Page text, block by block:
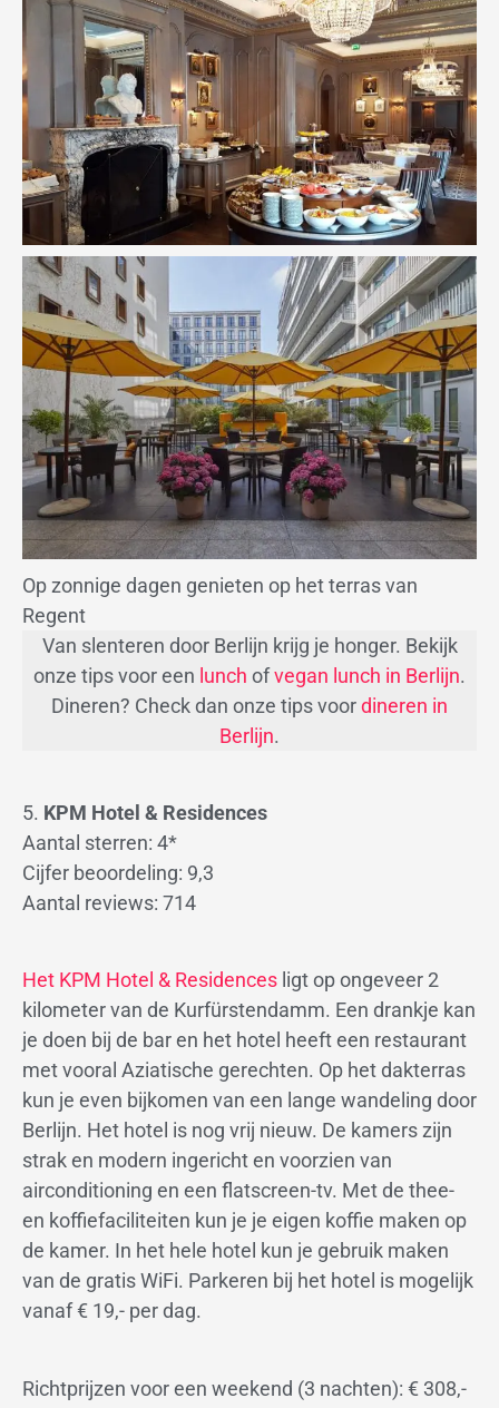
Op zonnige dagen genieten op het terras van
Regent
Van slenteren door Berlijn krijg je honger. Bekijk
onze tips voor een lunch ofvegan lunch in Berlijn.
Dineren? Check dan onze tips voordineren in
Berlijn.
5. KPM Hotel & Residences
Aantal sterren: 4*
Cijfer beoordeling: 9,3
Aantal reviews: 714
Het KPM Hotel & Residences ligt op ongeveer 2
kilometer van de Kurfürstendamm. Een drankje kan
je doen bij de bar en het hotel heeft een restaurant
met vooral Aziatische gerechten. Op het dakterras
kun je even bijkomen van een lange wandeling door
Berlijn. Het hotel is nog vrij nieuw. De kamers zijn
strak en modern ingericht en voorzien van
airconditioning en een flatscreen-tv. Met de thee-
en koffiefaciliteiten kun je je eigen koffie maken op
de kamer. In het hele hotel kun je gebruik maken
van de gratis WiFi. Parkeren bij het hotel is mogelijk
vanaf € 19,- per dag.
Richtprijzen voor een weekend (3 nachten): € 308,-